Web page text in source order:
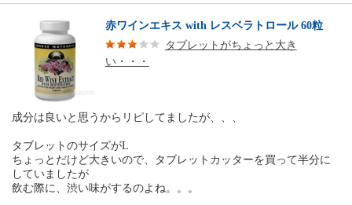
赤ワインエキス with レスベラトロール 60粒
タブレットがちょっと大き
い・・・
成分は良いと思うからリピしてましたが、、、
タブレットのサイズがL
ちょっとだけど大きいので、タブレットカッターを買って半分に
していましたが
飲む際に、渋い味がするのよね。。。